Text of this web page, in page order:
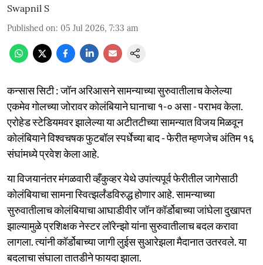
Swapnil S
Published on: 05 Jul 2026, 7:33 am
कन्सास सिटी : जॉन अरिआसने सामन्याच्या सुरुवातीलाच केलेल्या
एकमेव गोलच्या जोरावर कोलंबियाने घानाचा १-० असा - पराभव केला.
एरोहेड स्टेडियमवर झालेल्या या अटीतटीच्या सामन्यात विजय मिळवून
कोलंबियाने विश्वचषक फुटबॉल स्पर्धेच्या बाद - फेरीत म्हणजेच अंतिम १६
संघांमध्ये प्रवेश केला आहे.
या विजयानंतर मंगळवारी व्हँकुव्हर येथे उपांत्यपूर्व फेरीतील जागेसाठी
कोलंबियाचा सामना स्वित्झर्लंडविरुद्ध होणार आहे. सामन्याच्या
सुरुवातीलाच कोलंबियाचा आघाडीवीर जॉन कॉर्डोबाच्या जांघेला दुखापत
झाल्यामुळे प्रशिक्षक नेस्टर लॉरेन्झो यांना सुरुवातीलाच बदल करावा
लागला. त्यांनी कॉर्डोबाच्या जागी लुईस सुआरेझला मैदानात उतरवले. या
बदलाचा संघाला तातडीने फायदा झाला.